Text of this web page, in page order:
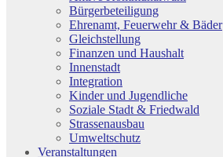
Bürgerbeteiligung
Ehrenamt, Feuerwehr & Bäder
Gleichstellung
Finanzen und Haushalt
Innenstadt
Integration
Kinder und Jugendliche
Soziale Stadt & Friedwald
Strassenausbau
Umweltschutz
Veranstaltungen